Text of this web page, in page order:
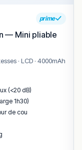
yeux que vos
en attente de
n'hésitez pas à
prime
— Mini pliable
(<20 dB)
1h30)
de cou